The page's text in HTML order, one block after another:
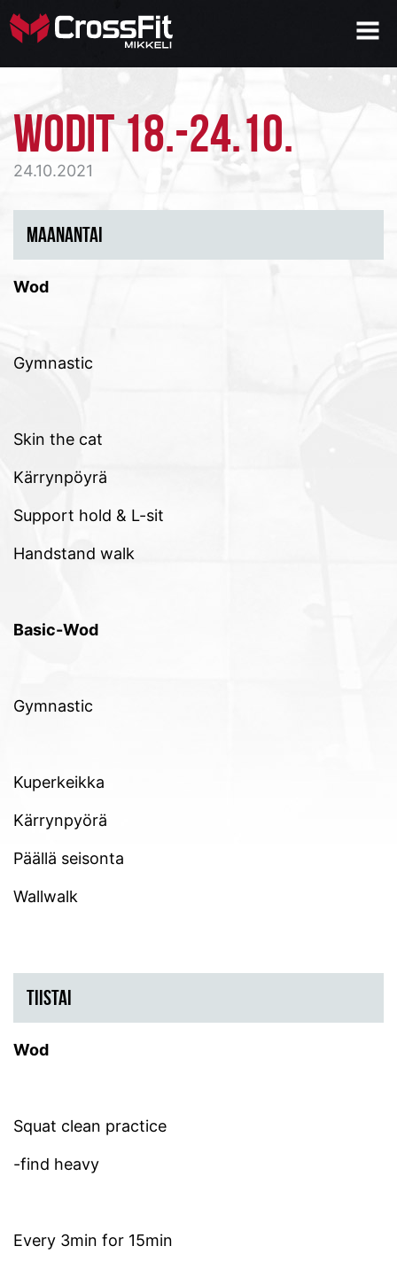
WODIT 18.-24.10.
24.10.2021
MAANANTAI
Wod
Gymnastic
Skin the cat
Kärrynpöyrä
Support hold & L-sit
Handstand walk
Basic-Wod
Gymnastic
Kuperkeikka
Kärrynpyörä
Päällä seisonta
Wallwalk
TIISTAI
Wod
Squat clean practice
-find heavy
Every 3min for 15min